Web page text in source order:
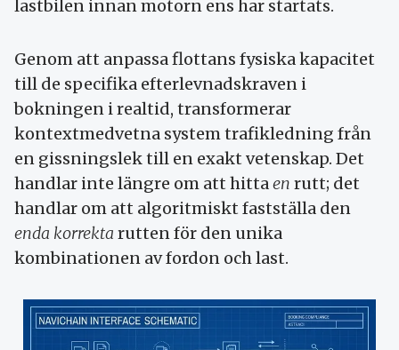
lastbilen innan motorn ens har startats.
Genom att anpassa flottans fysiska kapacitet
till de specifika efterlevnadskraven i
bokningen i realtid, transformerar
kontextmedvetna system trafikledning från
en gissningslek till en exakt vetenskap. Det
handlar inte längre om att hittaen rutt; det
handlar om att algoritmiskt fastställa den
enda korrekta rutten för den unika
kombinationen av fordon och last.